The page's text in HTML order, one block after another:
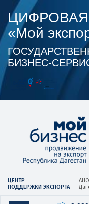
«Мой
ЦЕНТР
ПОДДЕРЖКИ ЭКСПОРТА